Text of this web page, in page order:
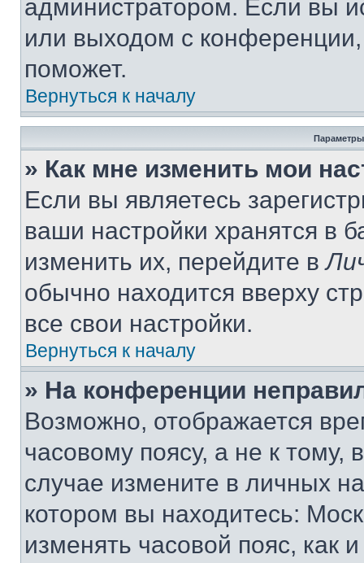
администратором. Если вы
или выходом с
поможет.
Вернуться к началу
Параметры
» Как мне изменить мои
Если вы являетесь
ваши настройки хранятся в
изменить их, перейдите в
обычно находится вверху
все свои настройки.
Вернуться к началу
» На конференции
Возможно, отображается
часовому поясу, а не к тому,
случае измените в личных
котором вы находитесь:
изменять часовой пояс, как